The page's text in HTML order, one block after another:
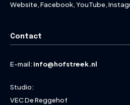
Website, Facebook, YouTube,
Contact
E-mail: info@hofstreek.nl
Studio:
VEC De Reggehof